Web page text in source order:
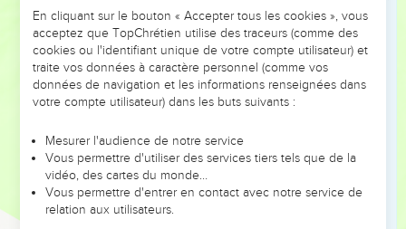
spears. They came as a whirlwind to scatter me, gloating as if
to devour the wretched in secret.
You trampled the sea with your horses, churning mighty
waters.
I heard, and my body trembled. My lips quivered at the
place, because I must wait quietly for the day of trouble, for
the coming up of the people who invade us.
For though the fig tree doesn't flourish, nor fruit be in the
vines; the labor of the olive fails, the fields yield no food; the
En cliquant sur le bouton « Accepter tous les cookies », vous
acceptez que TopChrétien utilise des traceurs (comme des
cookies ou l'identifiant unique de votre compte utilisateur) et
traite vos données à caractère personnel (comme vos
données de navigation et les informations renseignées dans
votre compte utilisateur) dans les buts suivants :
Mesurer l'audience de notre service
Vous permettre d'utiliser des services tiers tels que de la
vidéo, des cartes du monde…
Vous permettre d'entrer en contact avec notre service de
relation aux utilisateurs.